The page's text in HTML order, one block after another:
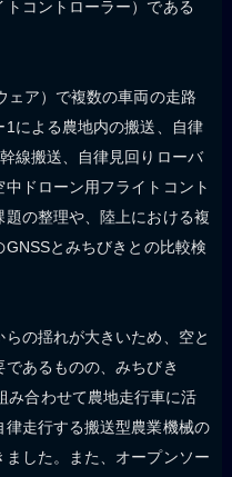
トコントローラー）である
ェア）で複数の車両の走路
による農地内の搬送、自律
線搬送、自律見回りローバ
ドローン用フライトコント
の整理や、陸上における複
とみちびきとの比較検
の揺れが大きいため、空と
あるものの、みちびき
み合わせて農地走行車に活
走行する搬送型農業機械の
した。また、オープンソー